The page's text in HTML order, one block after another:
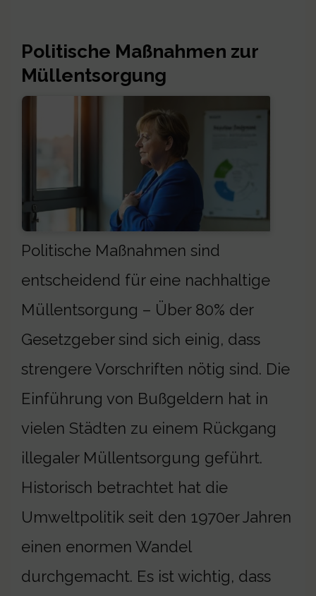
Politische Maßnahmen zur
Müllentsorgung
Politische Maßnahmen sind
entscheidend für eine nachhaltige
Müllentsorgung – Über 80% der
Gesetzgeber sind sich einig, dass
strengere Vorschriften nötig sind. Die
Einführung von Bußgeldern hat in
vielen Städten zu einem Rückgang
illegaler Müllentsorgung geführt.
Historisch betrachtet hat die
Umweltpolitik seit den 1970er Jahren
einen enormen Wandel
durchgemacht. Es ist wichtig, dass